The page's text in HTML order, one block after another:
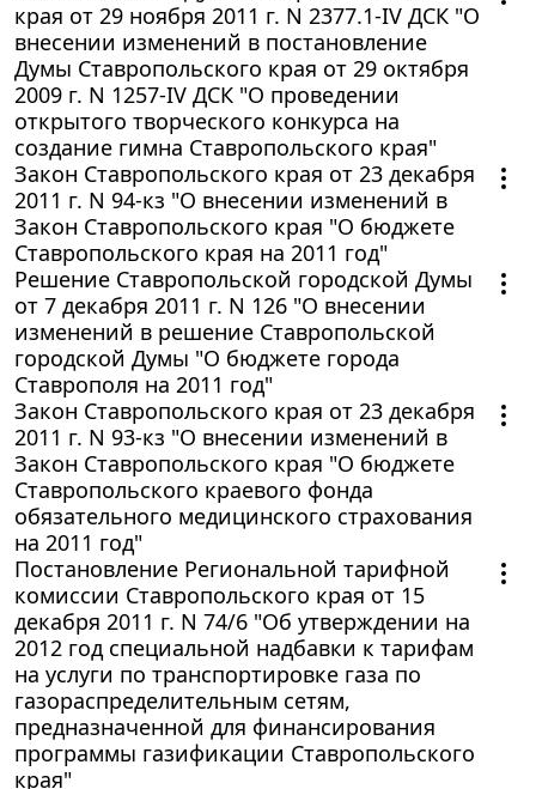
края от 29 ноября 2011 г. N 2377.1-IV ДСК "О
внесении изменений в постановление
Думы Ставропольского края от 29 октября
2009 г. N 1257-IV ДСК "О проведении
открытого творческого конкурса на
создание гимна Ставропольского края"
Закон Ставропольского края от 23 декабря
2011 г. N 94-кз "О внесении изменений в
Закон Ставропольского края "О бюджете
Ставропольского края на 2011 год"
Решение Ставропольской городской Думы
от 7 декабря 2011 г. N 126 "О внесении
изменений в решение Ставропольской
городской Думы "О бюджете города
Ставрополя на 2011 год"
Закон Ставропольского края от 23 декабря
2011 г. N 93-кз "О внесении изменений в
Закон Ставропольского края "О бюджете
Ставропольского краевого фонда
обязательного медицинского страхования
на 2011 год"
Постановление Региональной тарифной
комиссии Ставропольского края от 15
декабря 2011 г. N 74/6 "Об утверждении на
2012 год специальной надбавки к тарифам
на услуги по транспортировке газа по
газораспределительным сетям,
предназначенной для финансирования
программы газификации Ставропольского
края"